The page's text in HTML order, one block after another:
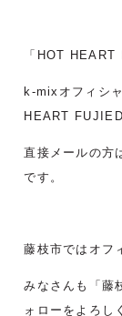
「HOT
k-mixオフィシ
HEART
直接メールの
です。
藤枝市ではオフ
みなさんも「藤
ォローをよろし